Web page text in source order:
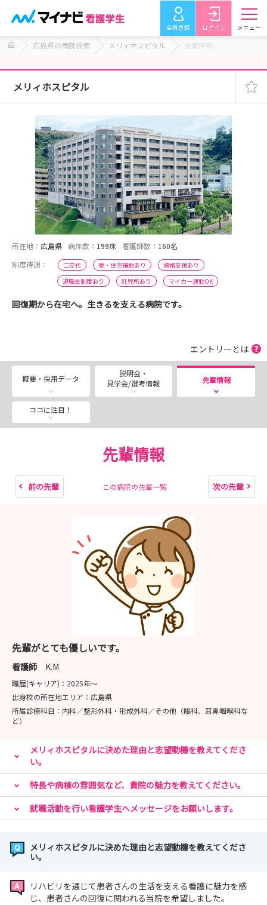
会員登録 ログイン メニュー
広島県の病院検索 メリィホスピタル 先輩詳細
メリィホスピタル
所在地： 広島県 病床数： 199床 看護師数： 160名
制度待遇：
二交代 寮・住宅補助あり
資格支援あり
退職金制度あり
託児所あり マイカー通勤OK
回復期から在宅へ。生きるを支える病院です。
エントリーとは
概要・採用データ
説明会・
見学会/選考情報
先輩情報
ココに注目！
先輩情報
前の先輩 この病院の先輩一覧 次の先輩
先輩がとても優しいです。
看護師 K.M
職歴(キャリア)： 2025年〜
出身校の所在地エリア： 広島県
所属診療科目： 内科／整形外科・形成外科／その他（眼科、耳鼻咽喉科な
ど）
メリィホスピタルに決めた理由と志望動機を教えてくださ
い。
特長や病棟の雰囲気など、貴院の魅力を教えてください。
就職活動を行い看護学生へメッセージをお願いします。
メリィホスピタルに決めた理由と志望動機を教えてくださ
い。
リハビリを通じて患者さんの生活を支える看護に魅力を感
じ、患者さんの回復に関われる当院を希望しました。